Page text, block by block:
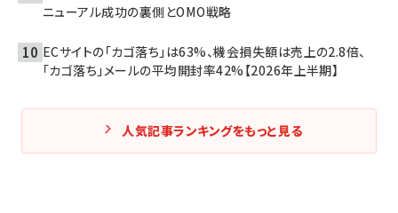
ニューアル成功の裏側とOMO戦略
ECサイトの「カゴ落ち」は63%、機会損失額は売上の2.8倍、
「カゴ落ち」メールの平均開封率42%【2026年上半期】
人気記事ランキングをもっと見る